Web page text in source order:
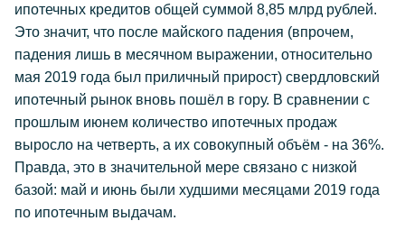
ипотечных кредитов общей суммой 8,85 млрд рублей.
Это значит, что после майского падения (впрочем,
падения лишь в месячном выражении, относительно
мая 2019 года был приличный прирост) свердловский
ипотечный рынок вновь пошёл в гору. В сравнении с
прошлым июнем количество ипотечных продаж
выросло на четверть, а их совокупный объём - на 36%.
Правда, это в значительной мере связано с низкой
базой: май и июнь были худшими месяцами 2019 года
по ипотечным выдачам.